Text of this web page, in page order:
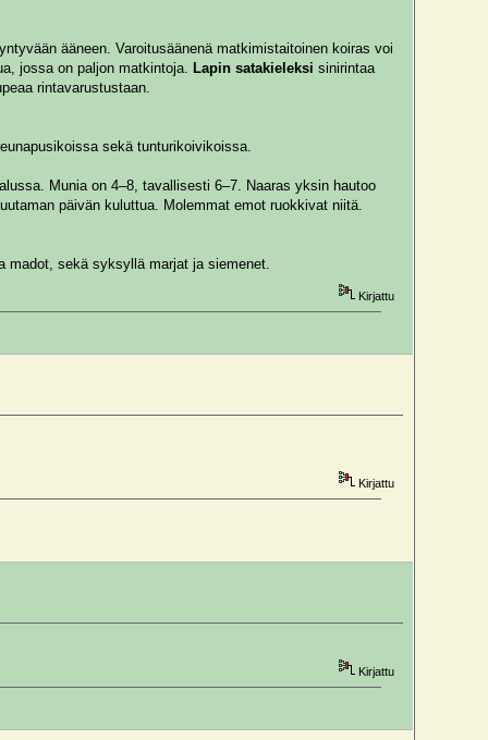
ääneen. Varoitusäänenä matkimistaitoinen koiras voi
jossa on paljon matkintoja. Lapin satakieleksi sinirintaa
rintavarustustaan.
sekä tunturikoivikoissa.
Munia on 4–8, tavallisesti 6–7. Naaras yksin hautoo
päivän kuluttua. Molemmat emot ruokkivat niitä.
madot, sekä syksyllä marjat ja siemenet.
Kirjattu
Kirjattu
Kirjattu